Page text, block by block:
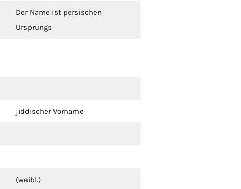
Der Name ist persischen
Ursprungs
jiddischer Vorname
(weibl.)